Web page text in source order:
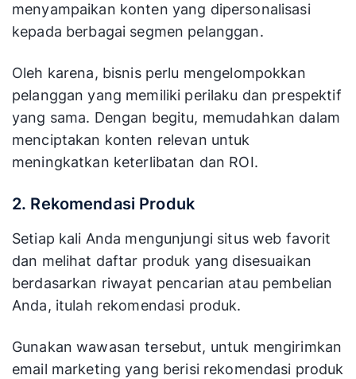
menyampaikan konten yang dipersonalisasi
kepada berbagai segmen pelanggan.
Oleh karena, bisnis perlu mengelompokkan
pelanggan yang memiliki perilaku dan prespektif
yang sama. Dengan begitu, memudahkan dalam
menciptakan konten relevan untuk
meningkatkan keterlibatan dan ROI.
2. Rekomendasi Produk
Setiap kali Anda mengunjungi situs web favorit
dan melihat daftar produk yang disesuaikan
berdasarkan riwayat pencarian atau pembelian
Anda, itulah rekomendasi produk.
Gunakan wawasan tersebut, untuk mengirimkan
email marketing yang berisi rekomendasi produk